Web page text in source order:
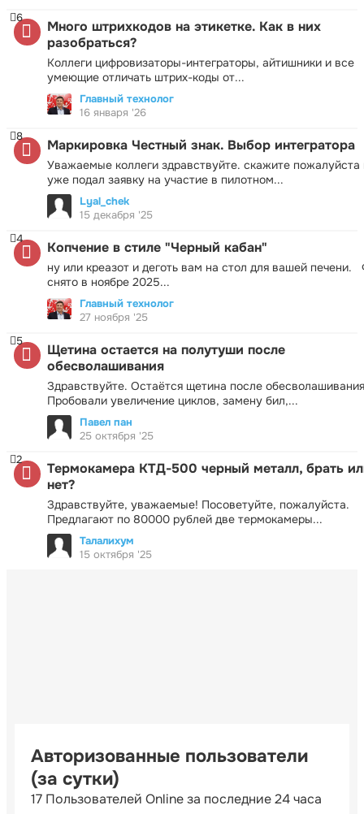
Много штрихкодов на этикетке. Как в них
разобраться?
Коллеги цифровизаторы-интеграторы, айтишники и все
умеющие отличать штрих-коды от...
6
Главный технолог
16 января '26
Маркировка Честный знак. Выбор интегратора
Уважаемые коллеги здравствуйте. скажите пожалуйста
уже подал заявку на участие в пилотном...
8
Lyal_chek
15 декабря '25
Копчение в стиле "Черный кабан"
ну или креазот и деготь вам на стол для вашей печени.
снято в ноябре 2025...
4
Главный технолог
27 ноября '25
Щетина остается на полутуши после
обесволашивания
Здравствуйте. Остаётся щетина после
Пробовали увеличение циклов, замену бил,...
5
Павел пан
25 октября '25
Термокамера КТД-500 черный металл, брать
нет?
Здравствуйте, уважаемые! Посоветуйте, пожалуйста.
Предлагают по 80000 рублей две термокамеры...
2
Талалихум
15 октября '25
Авторизованные пользователи
(за сутки)
17 Пользователей Online за последние 24 часа